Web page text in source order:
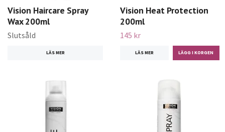
Vision Haircare Spray
Wax 200ml
Slutsåld
LÄS MER
Vision Heat Protection
200ml
145 kr
LÄS MER